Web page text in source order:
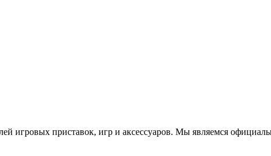
игровых приставок, игр и аксессуаров. Мы являемся